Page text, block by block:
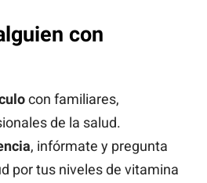
con
con familiares,
de la salud.
, infórmate y pregunta
por tus niveles de vitamina